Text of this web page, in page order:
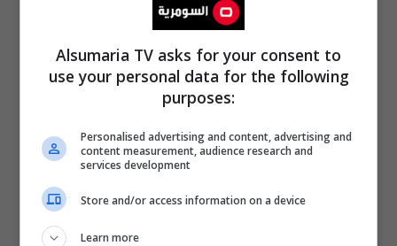
Alsumaria TV asks for your consent to
use your personal data for the following
purposes:
Personalised advertising and content, advertising and
content measurement, audience research and
services development
Store and/or access information on a device
Learn more